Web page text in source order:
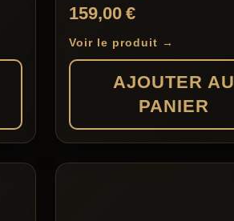
Note
5.00
sur 5
159,00€
Voir le produit →
AJOUTER AU
PANIER